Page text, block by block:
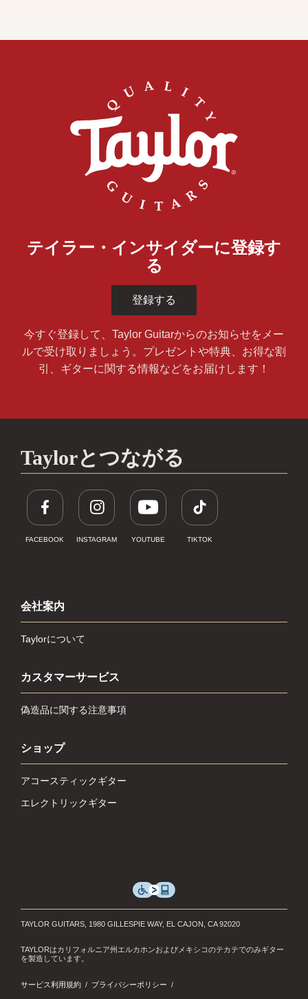
テイラー・インサイダーに登録す
る
登録する
今すぐ登録して、Taylor Guitarからのお知らせをメー
ルで受け取りましょう。プレゼントや特典、お得な割
引、ギターに関する情報などをお届けします！
Taylorとつながる
FACEBOOK INSTAGRAM YOUTUBE TIKTOK
会社案内
Taylorについて
カスタマーサービス
偽造品に関する注意事項
ショップ
アコースティックギター
エレクトリックギター
TAYLOR GUITARS, 1980 GILLESPIE WAY, EL CAJON, CA 92020
サービス利用規約 プライバシーポリシー
TAYLORはカリフォルニア州エルカホンおよびメキシコのテカテでのみギター
を製造しています。